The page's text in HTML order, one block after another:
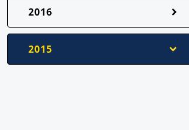
2016
2015